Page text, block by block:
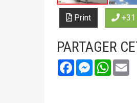
Print
PARTAGER
FacebookMessenger